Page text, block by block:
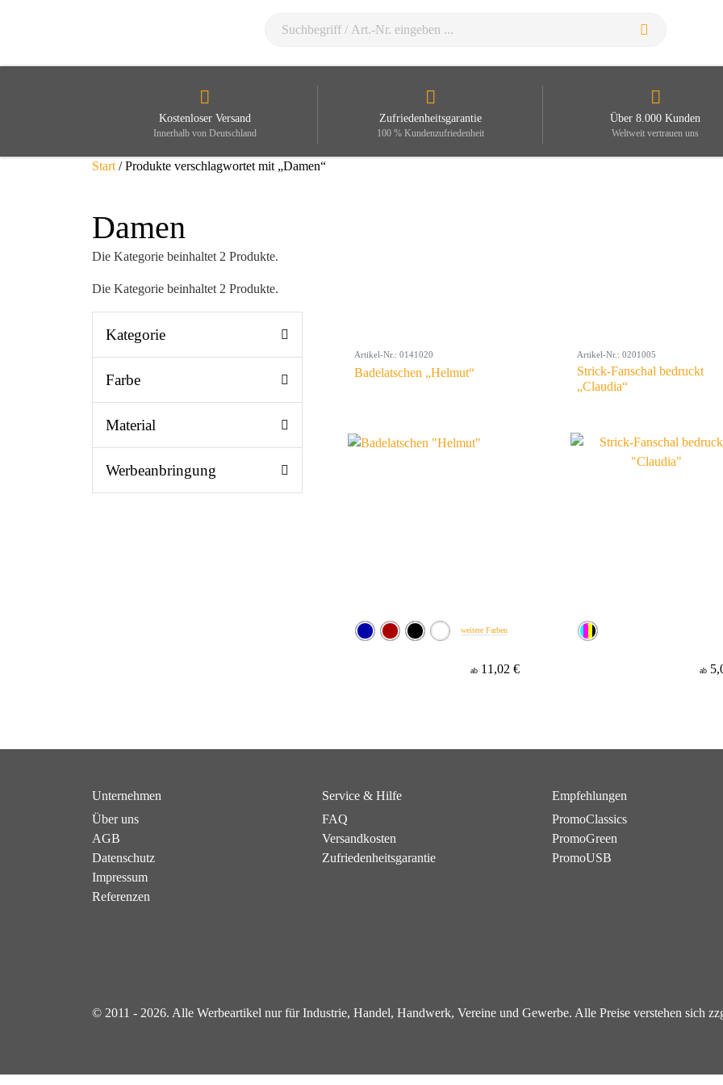
Kostenloser Versand
Innerhalb von Deutschland
Zufriedenheitsgarantie
100 % Kundenzufriedenheit
Über 8.000 Kunden
Weltweit vertrauen uns
Start / Produkte verschlagwortet mit „Damen“
Damen
Die Kategorie beinhaltet 2 Produkte.
Die Kategorie beinhaltet 2 Produkte.
Kategorie
Farbe
Material
Werbeanbringung
Artikel-Nr.: 0141020
Badelatschen „Helmut“
weitere Farben
ab 11,02 €
Artikel-Nr.: 0201005
Strick-Fanschal bedruckt
„Claudia“
ab
Unternehmen
Über uns
AGB
Datenschutz
Impressum
Referenzen
Service & Hilfe
FAQ
Versandkosten
Zufriedenheitsgarantie
Empfehlungen
PromoClassics
PromoGreen
PromoUSB
© 2011 - 2026. Alle Werbeartikel nur für Industrie, Handel, Handwerk, Vereine und Gewerbe. Alle Preise verstehen sich